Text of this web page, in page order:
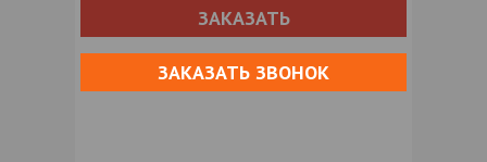
ЗАКАЗАТЬ
ЗАКАЗАТЬ ЗВОНОК